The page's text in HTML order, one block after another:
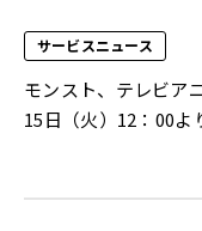
サービスニュース
モンスト、テレビア
15日（火）12：00よ